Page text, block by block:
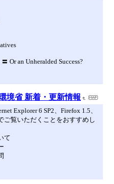
Or an Unheralded Success?
境省 新着・更新情報
Explorer 6 SP2、Firefox 1.5、
ご覧いただくことをおすすめし
て